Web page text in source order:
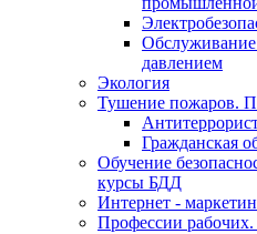
давлением
Экология
Тушение пожаров.
Гражданская
Обучение
курсы БДД
Интернет -
Профессии